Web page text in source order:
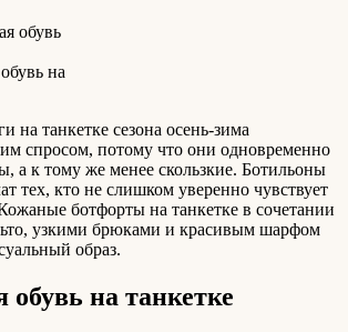
на
на танкетке сезона осень-зима
спросом, потому что они одновременно
а к тому же менее скользкие. Ботильоны
тех, кто не слишком уверенно чувствует
ботфорты на танкетке в сочетании
узкими брюками и красивым шарфом
образ.
обувь на танкетке